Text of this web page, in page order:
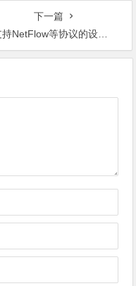
下一篇
NetFlow等协议的设备列表